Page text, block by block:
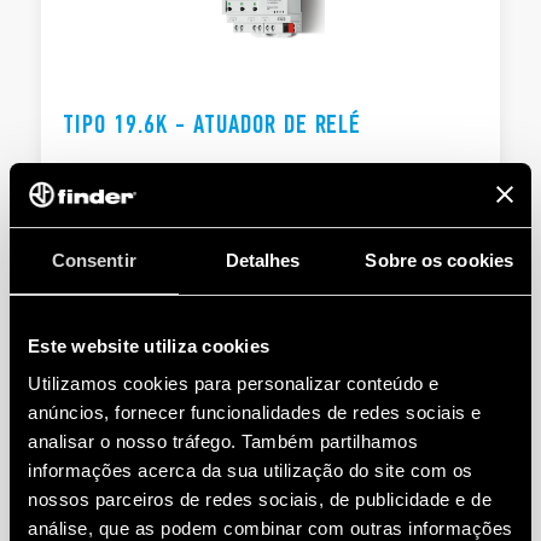
Consentir Detalhes Sobre os cookies
Este website utiliza cookies
Utilizamos cookies para personalizar conteúdo e
anúncios, fornecer funcionalidades de redes sociais e
analisar o nosso tráfego. Também partilhamos
informações acerca da sua utilização do site com os
nossos parceiros de redes sociais, de publicidade e de
análise, que as podem combinar com outras informações
TIPO 19.6K - ATUADOR DE RELÉ
individualmente
Indicadores LED para cada saída